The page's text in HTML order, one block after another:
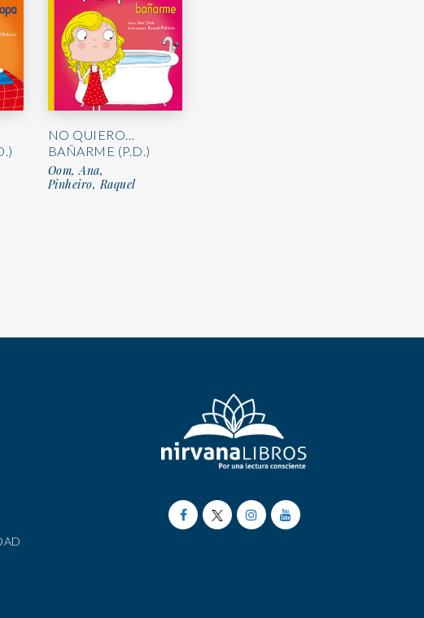
NO QUIERO…
BAÑARME (P.D.)
Oom, Ana,
Pinheiro, Raquel